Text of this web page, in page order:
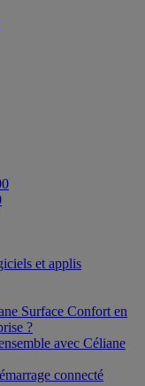
et applis
Surface Confort en
?
avec Céliane
connecté